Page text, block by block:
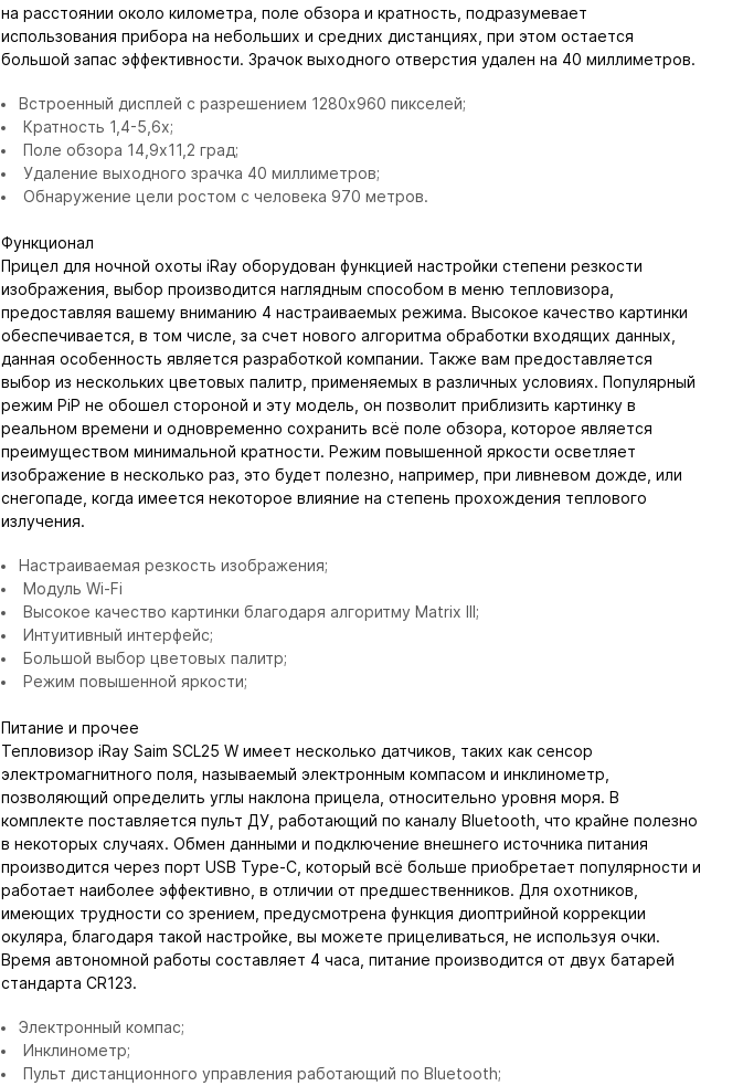
на расстоянии около километра, поле обзора и кратность, подразумевает
использования прибора на небольших и средних дистанциях, при этом остается
большой запас эффективности. Зрачок выходного отверстия удален на 40 миллиметров.
Встроенный дисплей с разрешением 1280х960 пикселей;
Кратность 1,4-5,6х;
Поле обзора 14,9х11,2 град;
Удаление выходного зрачка 40 миллиметров;
Обнаружение цели ростом с человека 970 метров.
Функционал
Прицел для ночной охоты iRay оборудован функцией настройки степени резкости
изображения, выбор производится наглядным способом в меню тепловизора,
предоставляя вашему вниманию 4 настраиваемых режима. Высокое качество картинки
обеспечивается, в том числе, за счет нового алгоритма обработки входящих данных,
данная особенность является разработкой компании. Также вам предоставляется
выбор из нескольких цветовых палитр, применяемых в различных условиях. Популярный
режим PiP не обошел стороной и эту модель, он позволит приблизить картинку в
реальном времени и одновременно сохранить всё поле обзора, которое является
преимуществом минимальной кратности. Режим повышенной яркости осветляет
изображение в несколько раз, это будет полезно, например, при ливневом дожде, или
снегопаде, когда имеется некоторое влияние на степень прохождения теплового
излучения.
Настраиваемая резкость изображения;
Модуль Wi-Fi
Высокое качество картинки благодаря алгоритму Matrix III;
Интуитивный интерфейс;
Большой выбор цветовых палитр;
Режим повышенной яркости;
Питание и прочее
Тепловизор iRay Saim SCL25 W имеет несколько датчиков, таких как сенсор
электромагнитного поля, называемый электронным компасом и инклинометр,
позволяющий определить углы наклона прицела, относительно уровня моря. В
комплекте поставляется пульт ДУ, работающий по каналу Bluetooth, что крайне полезно
в некоторых случаях. Обмен данными и подключение внешнего источника питания
производится через порт USB Type-C, который всё больше приобретает популярности и
работает наиболее эффективно, в отличии от предшественников. Для охотников,
имеющих трудности со зрением, предусмотрена функция диоптрийной коррекции
окуляра, благодаря такой настройке, вы можете прицеливаться, не используя очки.
Время автономной работы составляет 4 часа, питание производится от двух батарей
стандарта CR123.
Электронный компас;
Инклинометр;
Пульт дистанционного управления работающий по Bluetooth;